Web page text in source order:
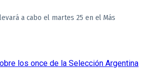
a cabo el martes 25 en el Más